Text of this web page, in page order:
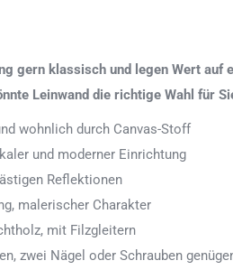
gern klassisch und legen Wert auf
Leinwand die richtige Wahl für
wohnlich durch Canvas-Stoff
und moderner Einrichtung
Reflektionen
malerischer Charakter
mit Filzgleitern
zwei Nägel oder Schrauben